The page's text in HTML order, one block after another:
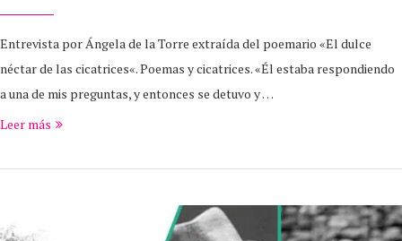
Entrevista por Ángela de la Torre extraída del poemario «El dulce
néctar de las cicatrices«. Poemas y cicatrices. «Él estaba respondiendo
a una de mis preguntas, y entonces se detuvo y …
Leer más